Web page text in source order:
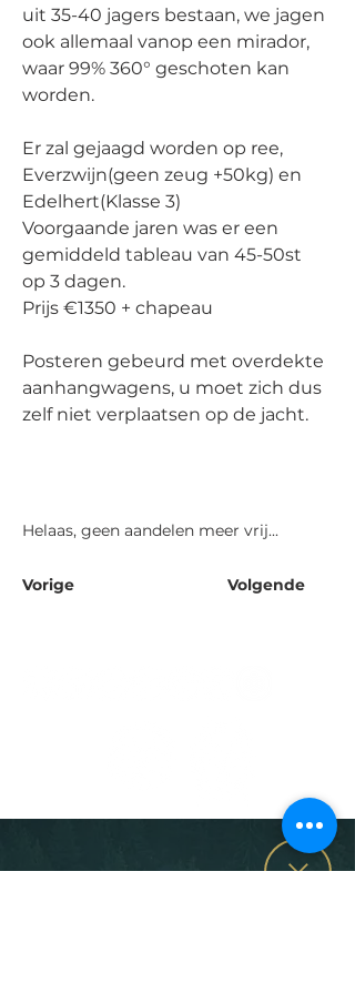
uit 35-40 jagers bestaan, we jagen
ook allemaal vanop een mirador,
waar 99% 360° geschoten kan
worden.
Er zal gejaagd worden op ree,
Everzwijn(geen zeug +50kg) en
Edelhert(Klasse 3)
Voorgaande jaren was er een
gemiddeld tableau van 45-50st
op 3 dagen.
Prijs €1350 + chapeau
Posteren gebeurd met overdekte
aanhangwagens, u moet zich dus
zelf niet verplaatsen op de jacht.
Helaas, geen aandelen meer vrij...
Vorige Volgende